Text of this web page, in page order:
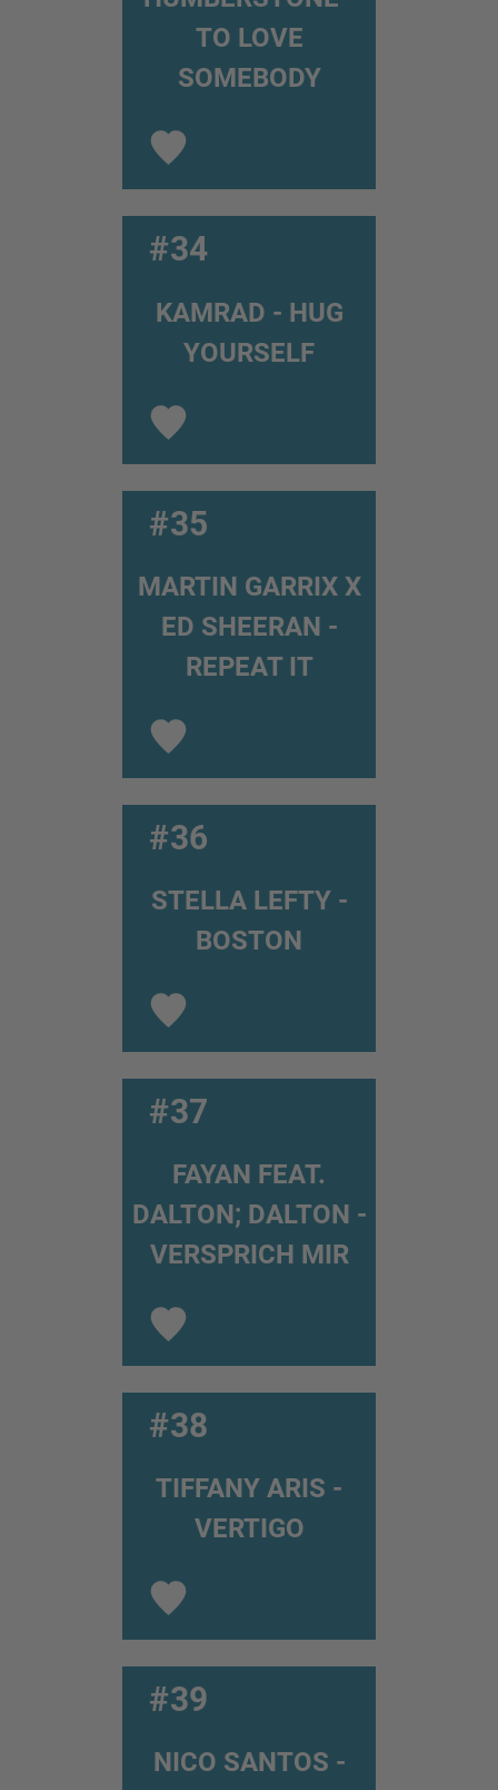
TO LOVE
SOMEBODY
#34
KAMRAD - HUG
YOURSELF
#35
MARTIN GARRIX X
ED SHEERAN -
REPEAT IT
#36
STELLA LEFTY -
BOSTON
#37
FAYAN FEAT.
DALTON; DALTON -
VERSPRICH MIR
#38
TIFFANY ARIS -
VERTIGO
#39
NICO SANTOS -